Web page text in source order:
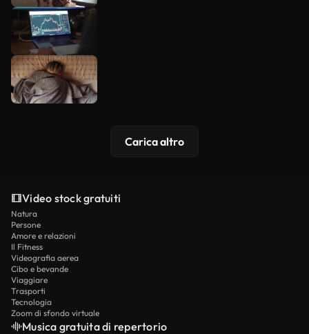
Carica altro
Video stock gratuiti
Natura
Persone
Amore e relazioni
Il Fitness
Videografia aerea
Cibo e bevande
Viaggiare
Trasporti
Tecnologia
Zoom di sfondo virtuale
Musica gratuita di repertorio